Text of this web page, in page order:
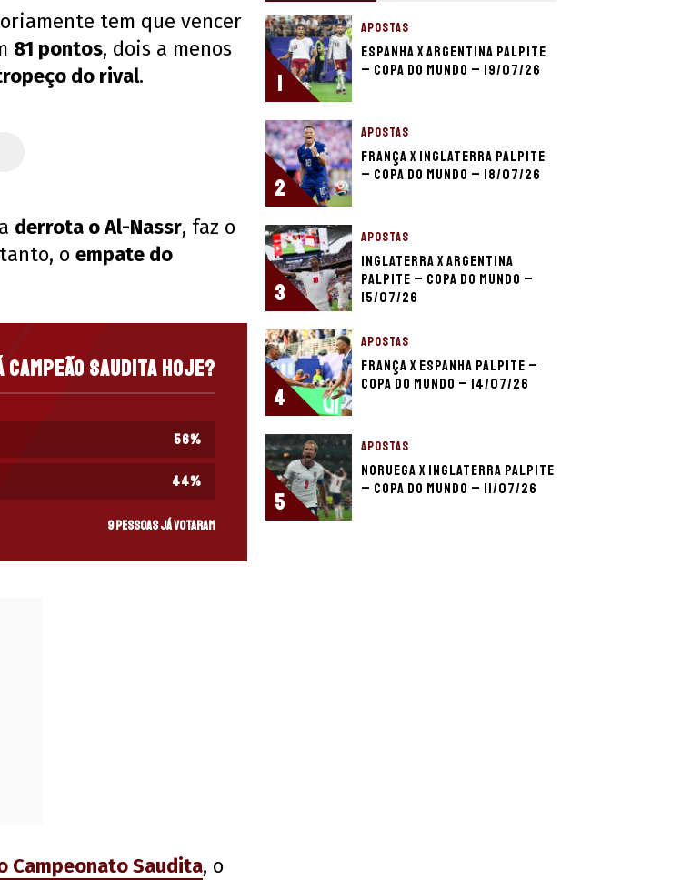
tem que vencer
81 pontos, dois a menos
do rival.
derrota o Al-Nassr, faz o
o empate do
campeão saudita hoje?
56%
44%
9 pessoas já votaram
Campeonato Saudita, o
1
APOSTAS
Espanha x Argentina palpite
– Copa do Mundo – 19/07/26
2
APOSTAS
França x Inglaterra palpite
– Copa do Mundo – 18/07/26
3
APOSTAS
Inglaterra x Argentina
palpite – Copa do Mundo –
15/07/26
4
APOSTAS
França x Espanha palpite –
Copa do Mundo – 14/07/26
5
APOSTAS
Noruega x Inglaterra palpite
– Copa do Mundo – 11/07/26